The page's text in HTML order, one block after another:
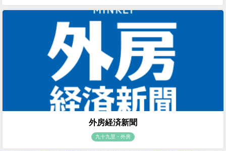
外房経済新聞
九十九里・外房